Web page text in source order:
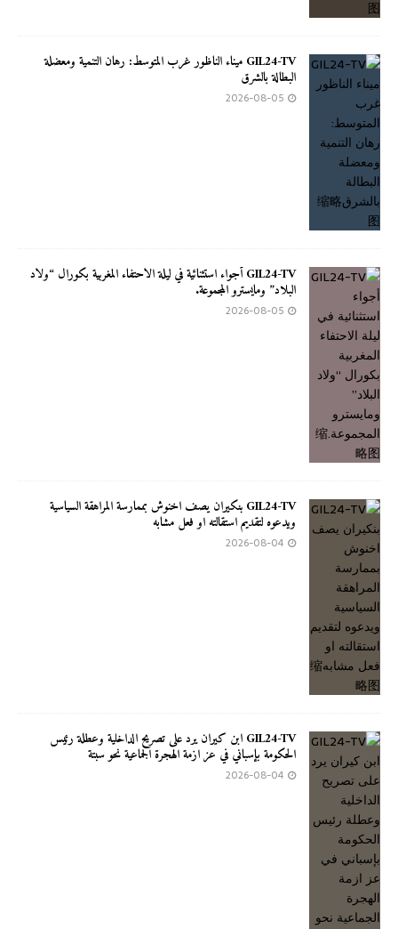
GIL24-TV ميناء الناظور غرب المتوسط: رهان التنمية ومعضلة
البطالة بالشرق
2026-08-05
GIL24-TV أجواء استثنائية في ليلة الاحتفاء المغربية بكورال “ولاد
البلاد” ومايسترو المجموعة.
2026-08-05
GIL24-TV بنكيران يصف اخنوش بممارسة المراهقة السياسية
ويدعوه لتقديم استقالته او فعل مشابه
2026-08-04
GIL24-TV ابن كيران يرد على تصريح الداخلية وعطلة رئيس
الحكومة بإسباني في عز ازمة الهجرة الجماعية نحو سبتة
2026-08-04